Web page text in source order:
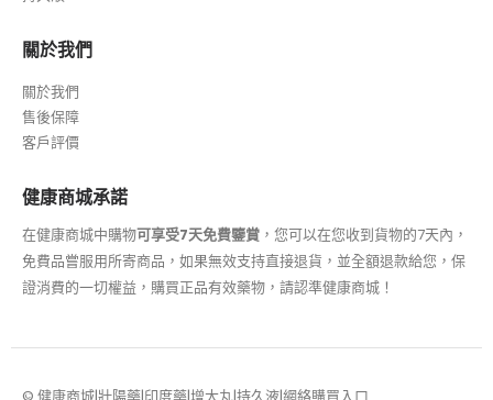
關於我們
關於我們
售後保障
客戶評價
健康商城承諾
在健康商城中購物可享受7天免費鑒賞 ，您可以在您收到貨物的7天內，
免費品嘗服用所寄商品，如果無效支持直接退貨，並全額退款給您，保
證消費的一切權益，購買正品有效藥物，請認準健康商城！
© 健康商城|壯陽藥|印度藥|增大丸|持久液|網絡購買入口